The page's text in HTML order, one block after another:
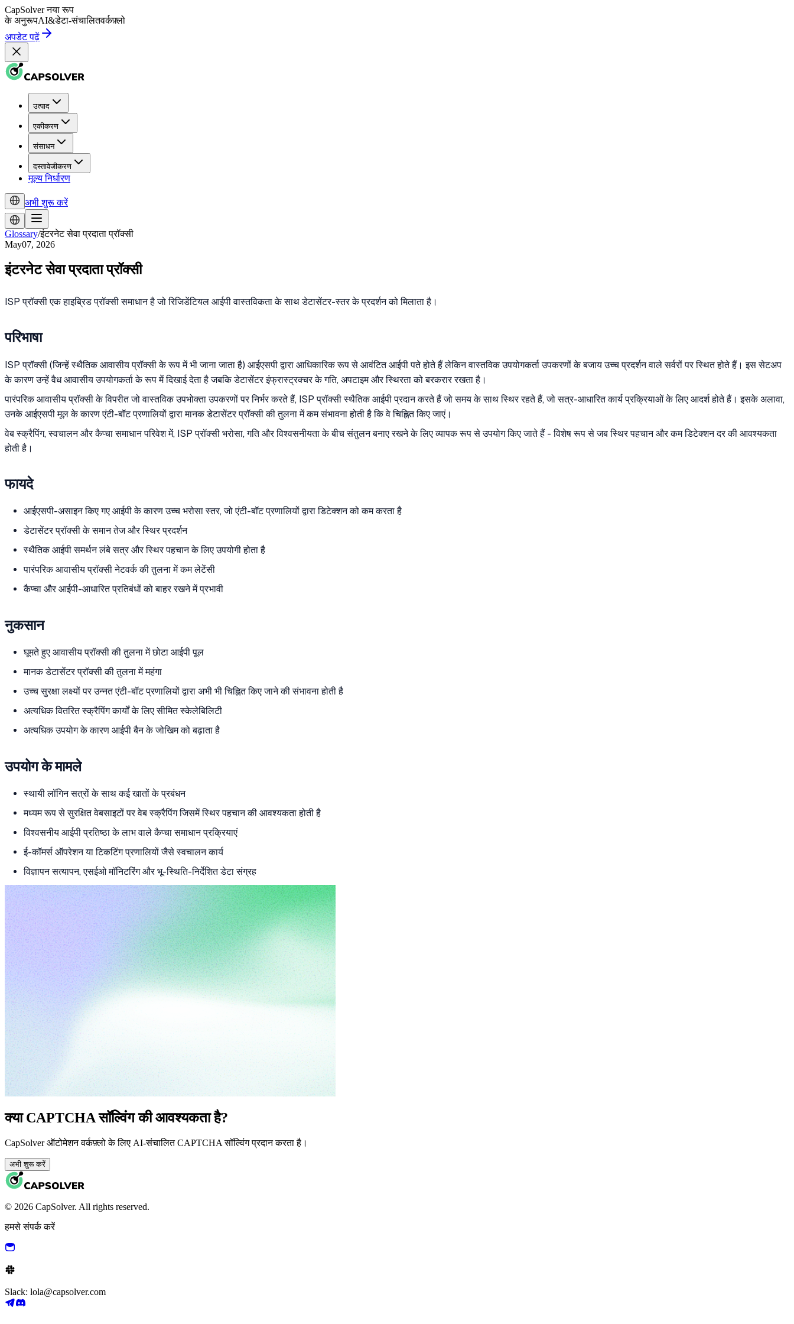
CapSolver नया रूप
के अनुरूपAI&डेटा-संचालितवर्कफ़्लो
अपडेट पढ़ें
उत्पाद
एकीकरण
संसाधन
दस्तावेजीकरण
मूल्य निर्धारण
अभी शुरू करें
Glossary/इंटरनेट सेवा प्रदाता प्रॉक्सी
May07, 2026
इंटरनेट सेवा प्रदाता प्रॉक्सी
ISP प्रॉक्सी एक हाइब्रिड प्रॉक्सी समाधान है जो रिजिडेंटियल आईपी वास्तविकता के साथ डेटासेंटर-स्तर के प्रदर्शन को मिलाता है।
परिभाषा
ISP प्रॉक्सी (जिन्हें स्थैतिक आवासीय प्रॉक्सी के रूप में भी जाना जाता है) आईएसपी द्वारा आधिकारिक रूप से आवंटित आईपी पते होते हैं लेकिन वास्तविक उपयोगकर्ता उपकरणों के बजाय उच्च प्रदर्शन वाले सर्वरों पर स्थित होते हैं। इस सेटअप
के कारण उन्हें वैध आवासीय उपयोगकर्ता के रूप में दिखाई देता है जबकि डेटासेंटर इंफ्रास्ट्रक्चर के गति, अपटाइम और स्थिरता को बरकरार रखता है।
पारंपरिक आवासीय प्रॉक्सी के विपरीत जो वास्तविक उपभोक्ता उपकरणों पर निर्भर करते हैं, ISP प्रॉक्सी स्थैतिक आईपी प्रदान करते हैं जो समय के साथ स्थिर रहते हैं, जो सत्र-आधारित कार्य प्रक्रियाओं के लिए आदर्श होते हैं। इसके अलावा,
उनके आईएसपी मूल के कारण एंटी-बॉट प्रणालियों द्वारा मानक डेटासेंटर प्रॉक्सी की तुलना में कम संभावना होती है कि वे चिह्नित किए जाएं।
वेब स्क्रैपिंग, स्वचालन और कैप्चा समाधान परिवेश में, ISP प्रॉक्सी भरोसा, गति और विश्वसनीयता के बीच संतुलन बनाए रखने के लिए व्यापक रूप से उपयोग किए जाते हैं - विशेष रूप से जब स्थिर पहचान और कम डिटेक्शन दर की आवश्यकता
होती है।
फायदे
आईएसपी-असाइन किए गए आईपी के कारण उच्च भरोसा स्तर, जो एंटी-बॉट प्रणालियों द्वारा डिटेक्शन को कम करता है
डेटासेंटर प्रॉक्सी के समान तेज और स्थिर प्रदर्शन
स्थैतिक आईपी समर्थन लंबे सत्र और स्थिर पहचान के लिए उपयोगी होता है
पारंपरिक आवासीय प्रॉक्सी नेटवर्क की तुलना में कम लेटेंसी
कैप्चा और आईपी-आधारित प्रतिबंधों को बाहर रखने में प्रभावी
नुकसान
घूमते हुए आवासीय प्रॉक्सी की तुलना में छोटा आईपी पूल
मानक डेटासेंटर प्रॉक्सी की तुलना में महंगा
उच्च सुरक्षा लक्ष्यों पर उन्नत एंटी-बॉट प्रणालियों द्वारा अभी भी चिह्नित किए जाने की संभावना होती है
अत्यधिक वितरित स्क्रैपिंग कार्यों के लिए सीमित स्केलेबिलिटी
अत्यधिक उपयोग के कारण आईपी बैन के जोखिम को बढ़ाता है
उपयोग के मामले
स्थायी लॉगिन सत्रों के साथ कई खातों के प्रबंधन
मध्यम रूप से सुरक्षित वेबसाइटों पर वेब स्क्रैपिंग जिसमें स्थिर पहचान की आवश्यकता होती है
विश्वसनीय आईपी प्रतिष्ठा के लाभ वाले कैप्चा समाधान प्रक्रियाएं
ई-कॉमर्स ऑपरेशन या टिकटिंग प्रणालियों जैसे स्वचालन कार्य
विज्ञापन सत्यापन, एसईओ मॉनिटरिंग और भू-स्थिति-निर्देशित डेटा संग्रह
क्या CAPTCHA सॉल्विंग की आवश्यकता है?
CapSolver ऑटोमेशन वर्कफ़्लो के लिए AI-संचालित CAPTCHA सॉल्विंग प्रदान करता है।
अभी शुरू करें
© 2026 CapSolver. All rights reserved.
हमसे संपर्क करें
Slack: lola@capsolver.com